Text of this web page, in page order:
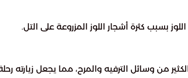
بسبب كثرة أشجار اللوز المزروعة على التل.
من وسائل الترفيه والمرح، مما يجعل زيارته